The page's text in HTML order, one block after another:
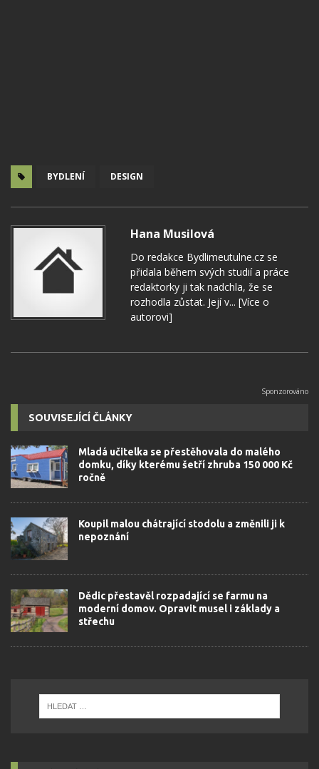
BYDLENÍ DESIGN
Hana Musilová
Do redakce Bydlimeutulne.cz se
přidala během svých studií a práce
redaktorky ji tak nadchla, že se
rozhodla zůstat. Její v... [Více o
autorovi]
SOUVISEJÍCÍ ČLÁNKY
Mladá učitelka se přestěhovala do malého
domku, díky kterému šetří zhruba 150 000 Kč
ročně
Koupil malou chátrající stodolu a změnili ji k
nepoznání
Dědic přestavěl rozpadající se farmu na
moderní domov. Opravit musel i základy a
střechu